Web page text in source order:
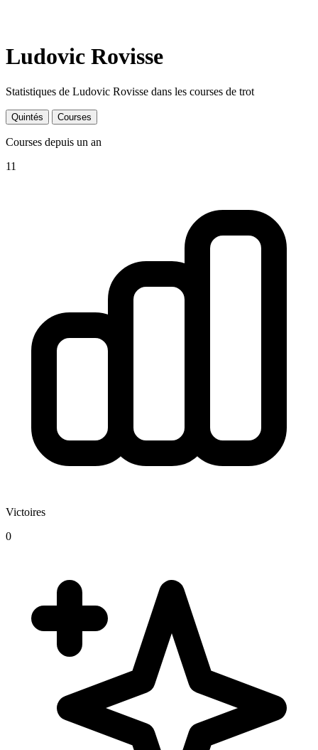
Ludovic Rovisse
Statistiques de Ludovic Rovisse dans les courses de trot
Quintés Courses
Courses depuis un an
11
Victoires
0